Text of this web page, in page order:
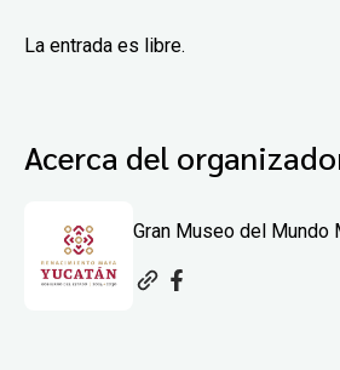
La entrada es libre.
Acerca del
Gran Museo del Mundo